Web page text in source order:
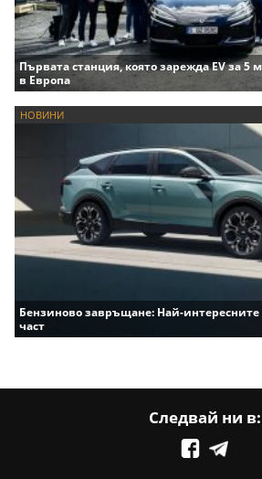
Първата станция, която зарежда EV за 5
в Европа
НОВИНИ
Бензиново завръщане: Най-
част
Следвай ни в: